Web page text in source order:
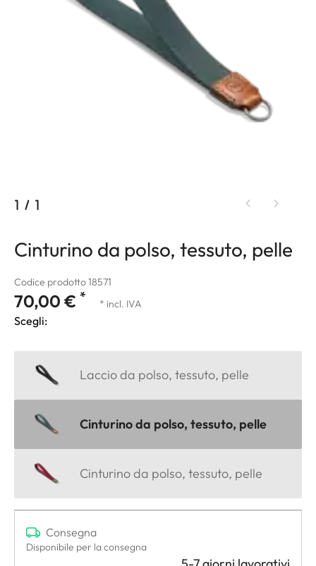
1 / 1
Cinturino da polso, tessuto, pelle
Codice prodotto 18571
70,00 € * * incl. IVA
Scegli:
Laccio da polso, tessuto, pelle
Cinturino da polso, tessuto, pelle
Cinturino da polso, tessuto, pelle
Consegna
Disponibile per la consegna